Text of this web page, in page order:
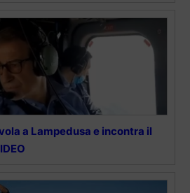
a Lampedusa e incontra il